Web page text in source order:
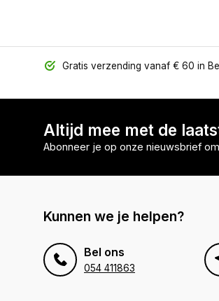
Gratis verzending vanaf € 60 in
Altijd mee met de
Abonneer je op onze nieuwsbrief
Kunnen we je helpen?
Bel ons
054 411863